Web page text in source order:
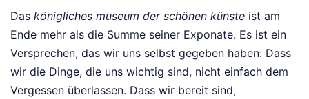
Das königliches museum der schönen künste ist am
Ende mehr als die Summe seiner Exponate. Es ist ein
Versprechen, das wir uns selbst gegeben haben: Dass
wir die Dinge, die uns wichtig sind, nicht einfach dem
Vergessen überlassen. Dass wir bereit sind,